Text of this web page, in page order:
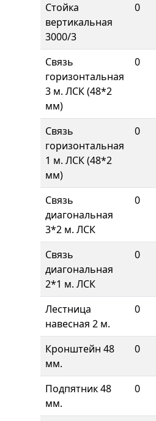
Стойка
вертикальная
3000/3
0
Связь
горизонтальная
3 м. ЛСК (48*2
мм)
0
Связь
горизонтальная
1 м. ЛСК (48*2
мм)
0
Связь
диагональная
3*2 м. ЛСК
0
Связь
диагональная
2*1 м. ЛСК
0
Лестница
навесная 2 м.
0
Кронштейн 48
мм.
0
Подпятник 48
мм.
0